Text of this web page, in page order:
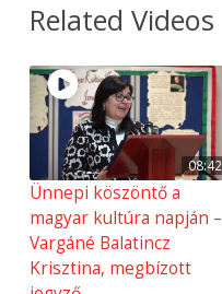
Related Videos
08:42
Ünnepi köszöntő a
magyar kultúra napján –
Vargáné Balatincz
Krisztina, megbízott